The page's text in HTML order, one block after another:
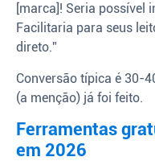
[marca]! Seria possível
Facilitaria para seus
direto.”
Conversão típica é 30-
(a menção) já foi feito.
Ferramentas
em 2026